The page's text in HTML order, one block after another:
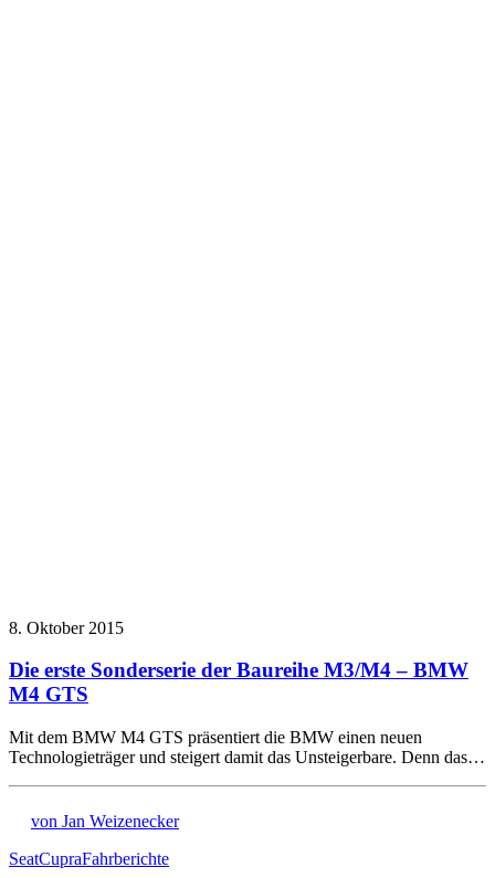
8. Oktober 2015
Die erste Sonderserie der Baureihe M3/M4 – BMW
M4 GTS
Mit dem BMW M4 GTS präsentiert die BMW einen neuen
Technologieträger und steigert damit das Unsteigerbare. Denn das…
von Jan Weizenecker
SeatCupraFahrberichte